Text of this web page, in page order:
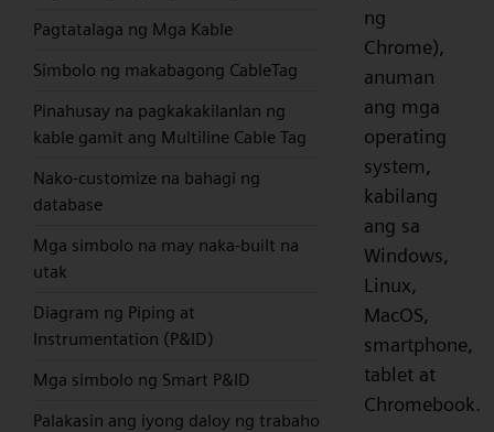
Pagtatalaga ng Mga Kable
Simbolo ng makabagong CableTag
Pinahusay na pagkakakilanlan ng
kable gamit ang Multiline Cable Tag
Nako-customize na bahagi ng
database
Mga simbolo na may naka-built na
utak
Diagram ng Piping at
Instrumentation (P&ID)
Mga simbolo ng Smart P&ID
Palakasin ang iyong daloy ng trabaho
ng
Chrome),
anuman
ang mga
operating
system,
kabilang
ang sa
Windows,
Linux,
MacOS,
smartphone,
tablet at
Chromebook.